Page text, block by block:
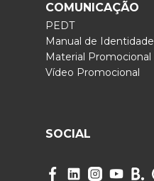
COMUNICAÇÃO
PEDT
Manual de Identidade
Material Promocional
Vídeo Promocional
SOCIAL